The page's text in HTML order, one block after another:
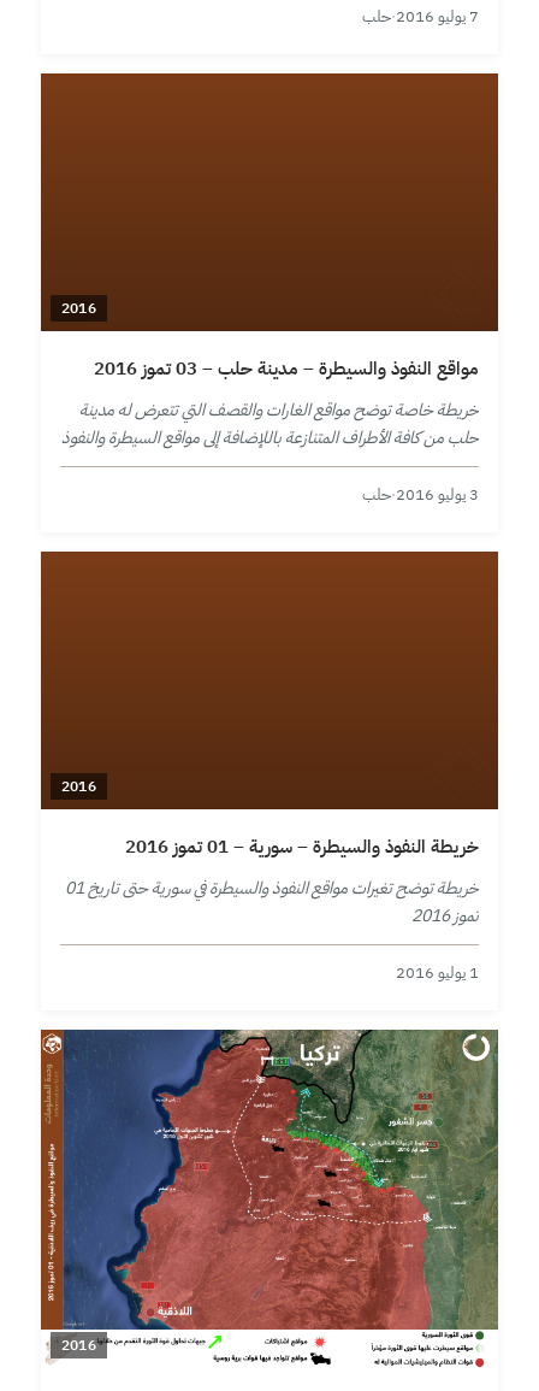
7 يوليو 2016 ·حلب
2016
مواقع النفوذ والسيطرة – مدينة حلب – 03 تموز 2016
خريطة خاصة توضح مواقع الغارات والقصف التي تتعرض له مدينة
حلب من كافة الأطراف المتنازعة باللإضافة إلى مواقع السيطرة والنفوذ
في المدينة ومحيطها حتى تاريخ 3 تموز 2016.
3 يوليو 2016 ·حلب
2016
خريطة النفوذ والسيطرة – سورية – 01 تموز 2016
خريطة توضح تغيرات مواقع النفوذ والسيطرة في سورية حتى تاريخ 01
تموز 2016
1 يوليو 2016
2016